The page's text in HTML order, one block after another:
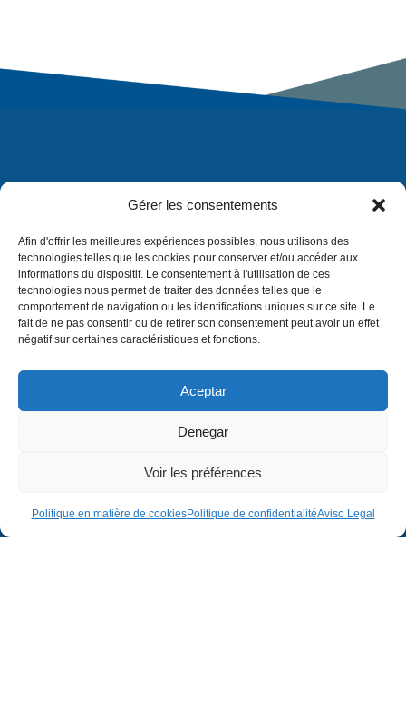
Gérer les consentements
Afin d'offrir les meilleures expériences possibles, nous utilisons des
technologies telles que les cookies pour conserver et/ou accéder aux
informations du dispositif. Le consentement à l'utilisation de ces
technologies nous permet de traiter des données telles que le
comportement de navigation ou les identifications uniques sur ce site. Le
fait de ne pas consentir ou de retirer son consentement peut avoir un effet
négatif sur certaines caractéristiques et fonctions.
Aceptar
Denegar
Voir les préférences
Politique en matière de cookiesPolitique de confidentialitéAviso Legal